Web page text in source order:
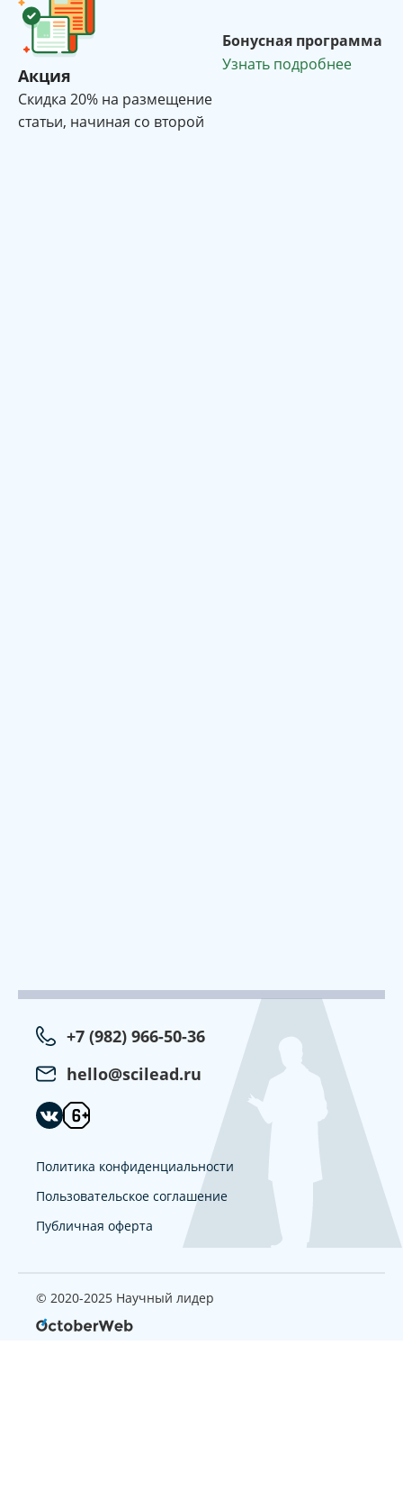
Акция
Cкидка 20% на размещение
статьи, начиная со второй
Бонусная программа
Узнать подробнее
+7 (982) 966-50-36
hello@scilead.ru
Политика конфиденциальности
Пользовательское соглашение
Публичная оферта
© 2020-2025 Научный лидер